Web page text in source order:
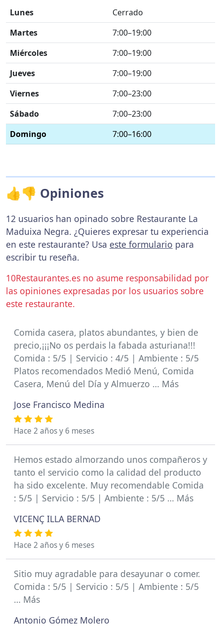
Lunes
Cerrado
Martes
7:00–19:00
Miércoles
7:00–19:00
Jueves
7:00–19:00
Viernes
7:00–23:00
Sábado
7:00–23:00
Domingo
7:00–16:00
👍👎 Opiniones
12 usuarios han opinado sobre Restaurante La
Maduixa Negra. ¿Quieres expresar tu experiencia
en este restaurante? Usa este formulario para
escribir tu reseña.
10Restaurantes.es no asume responsabilidad por
las opiniones expresadas por los usuarios sobre
este restaurante.
Comida casera, platos abundantes, y bien de
precio,¡¡¡No os perdais la fabada asturiana!!!
Comida : 5/5 | Servicio : 4/5 | Ambiente : 5/5
Platos recomendados Medió Menú, Comida
Casera, Menú del Día y Almuerzo … Más
Jose Francisco Medina
Hace 2 años y 6 meses
Hemos estado almorzando unos compañeros y
tanto el servicio como la calidad del producto
ha sido excelente. Muy recomendable Comida
: 5/5 | Servicio : 5/5 | Ambiente : 5/5 … Más
VICENÇ ILLA BERNAD
Hace 2 años y 6 meses
Sitio muy agradable para desayunar o comer.
Comida : 5/5 | Servicio : 5/5 | Ambiente : 5/5
… Más
Antonio Gómez Molero